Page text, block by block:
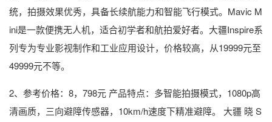
统，拍摄效果优秀，具备长续航能力和智能飞行模式。Mavic M
ini是一款便携无人机，适合初学者和航拍爱好者。大疆Inspire系
列专为专业影视制作和工业应用设计，价格较高，从19999元至
49999元不等。
2、参考价格：8，798元 产品特点：多智能拍摄模式，1080p高
清画质，三向避障传感器，10km/h速度下精准避障。 大疆 晓 S